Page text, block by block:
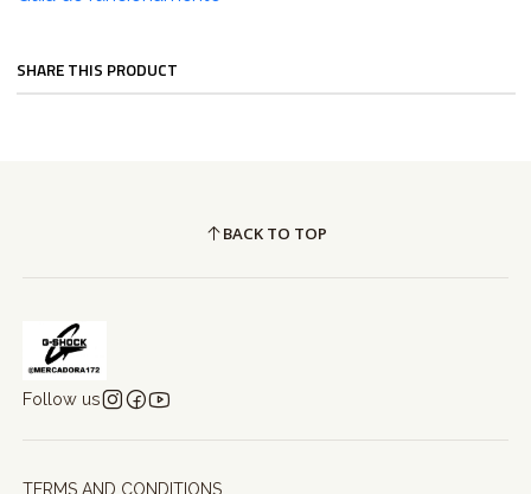
SHARE THIS PRODUCT
BACK TO TOP
Follow us
TERMS AND CONDITIONS